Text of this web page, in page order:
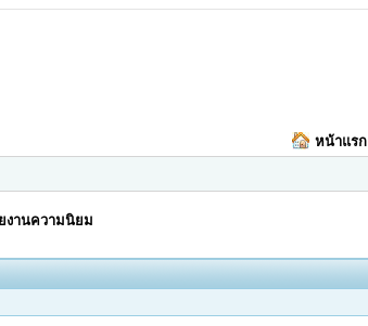
หน้าแรก
งานความนิยม